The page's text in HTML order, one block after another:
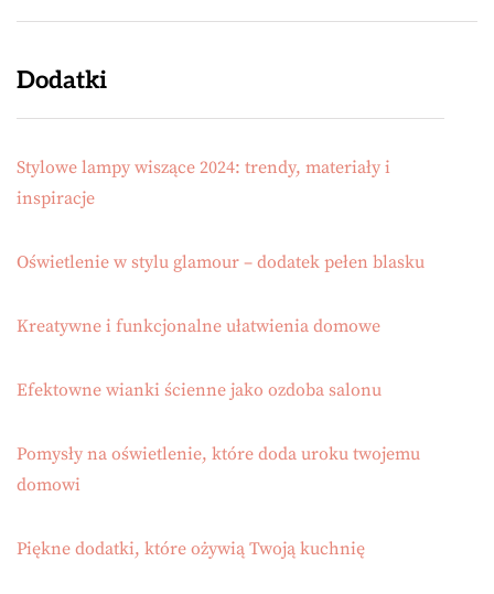
Dodatki
Stylowe lampy wiszące 2024: trendy, materiały i
inspiracje
Oświetlenie w stylu glamour – dodatek pełen blasku
Kreatywne i funkcjonalne ułatwienia domowe
Efektowne wianki ścienne jako ozdoba salonu
Pomysły na oświetlenie, które doda uroku twojemu
domowi
Piękne dodatki, które ożywią Twoją kuchnię